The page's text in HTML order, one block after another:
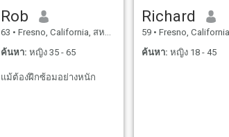
Rob
63 • Fresno, California, สหรัฐอเมริกา
ค้นหา: หญิง 35 - 65
แม้ต้องฝึกซ้อมอย่างหนัก
Richard
59 • Fresno, California, สหรัฐ
ค้นหา: หญิง 18 - 45